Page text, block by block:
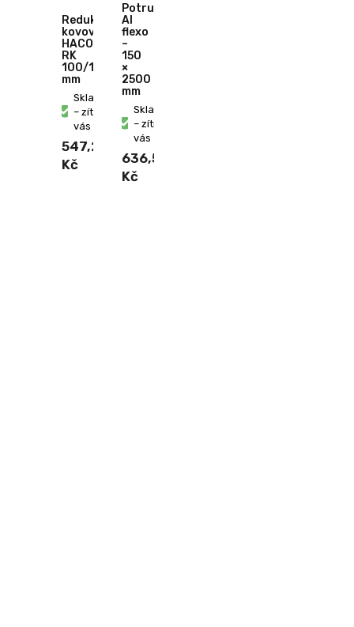
Redukce
kovová
HACO
RK
100/125
mm
Skladem
– zítra u
vás
547,20
Kč
Potrubí
Al
flexo
–
150
×
2500
mm
Skladem
– zítra u
vás
636,50
Kč